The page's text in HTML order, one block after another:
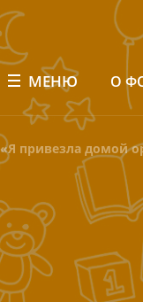
МЕНЮ О
«Я привезла домой